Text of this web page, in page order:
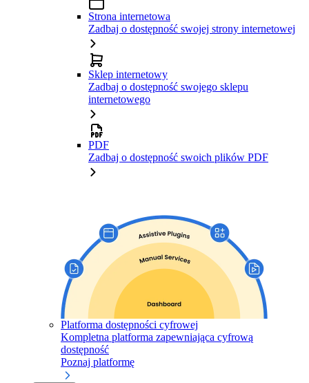
Strona internetowa
Zadbaj o dostępność swojej strony internetowej
Sklep internetowy
Zadbaj o dostępność swojego sklepu
internetowego
PDF
Zadbaj o dostępność swoich plików PDF
Platforma dostępności cyfrowej
Kompletna platforma zapewniająca cyfrową
dostępność
Poznaj platformę